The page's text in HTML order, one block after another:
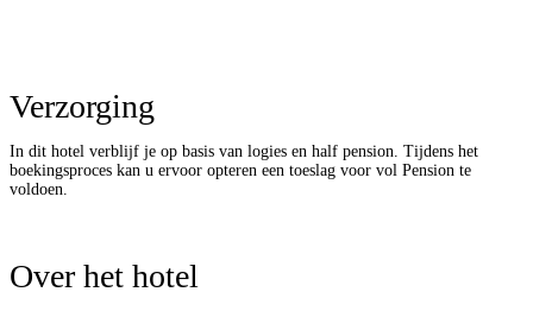
Verzorging
In dit hotel verblijf je op basis van logies en half pension. Tijdens het
boekingsproces kan u ervoor opteren een toeslag voor vol Pension te
voldoen.
Over het hotel